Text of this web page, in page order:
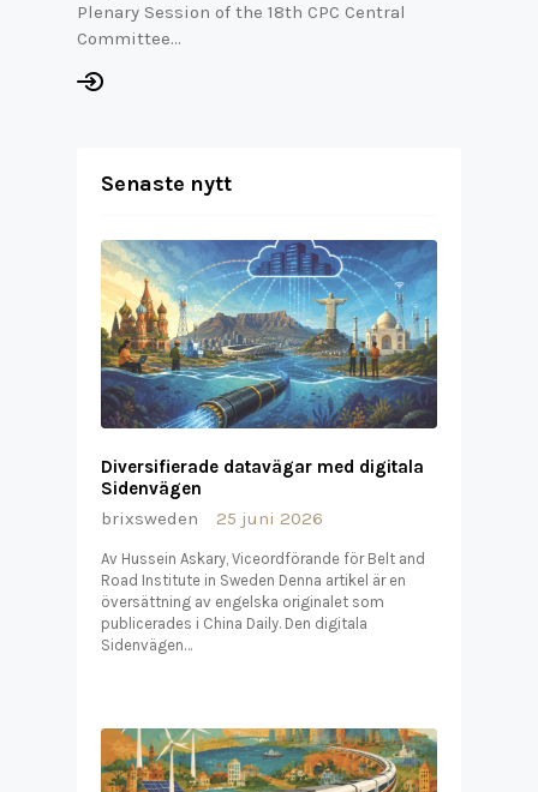
Plenary Session of the 18th CPC Central
Committee…
Senaste nytt
Diversifierade datavägar med digitala
Sidenvägen
brixsweden
25 juni 2026
Av Hussein Askary, Viceordförande för Belt and
Road Institute in Sweden Denna artikel är en
översättning av engelska originalet som
publicerades i China Daily. Den digitala
Sidenvägen…